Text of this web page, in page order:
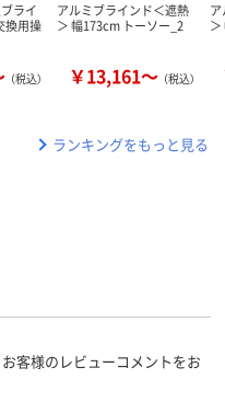
ライ
用操
（税込）
アルミブラインド＜遮熱
＞ 幅173cm トーソー_2
￥13,161～ （税込）
ランキングをもっと見る
客様のレビューコメントをお